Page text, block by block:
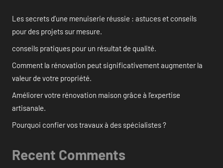
Les secrets d’une menuiserie réussie : astuces et conseils
pour des projets sur mesure.
conseils pratiques pour un résultat de qualité.
Comment la rénovation peut significativement augmenter la
valeur de votre propriété.
Améliorer votre rénovation maison grâce à l’expertise
artisanale.
Pourquoi confier vos travaux à des spécialistes ?
Recent Comments